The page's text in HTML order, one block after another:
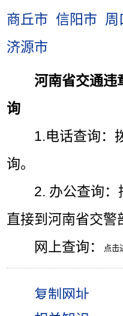
商丘市 信阳市 周
济源市
河南省交通违
询
1.电话查询：
询。
2. 办公查询
直接到河南省交警
网上查询：